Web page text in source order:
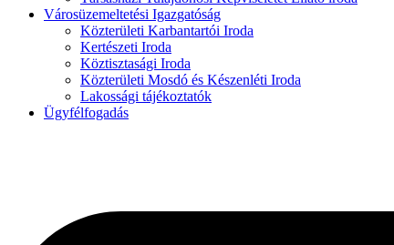
Városüzemeltetési Igazgatóság
Közterületi Karbantartói Iroda
Kertészeti Iroda
Köztisztasági Iroda
Közterületi Mosdó és Készenléti Iroda
Lakossági tájékoztatók
Ügyfélfogadás